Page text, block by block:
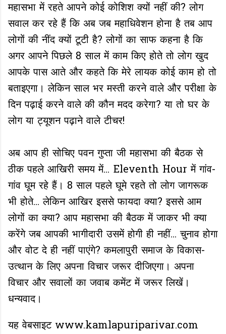
महासभा में रहते आपने कोई कोशिश क्यों नहीं की? लोग
सवाल कर रहे हैं कि अब जब महाधिवेशन होना है तब आप
लोगों की नींद क्यों टूटी है? लोगों का साफ कहना है कि
अगर आपने पिछले 8 साल में काम किए होते तो लोग खुद
आपके पास आते और कहते कि मेरे लायक कोई काम हो तो
बताइएगा। लेकिन साल भर मस्ती करने वाले और परीक्षा के
दिन पढ़ाई करने वाले की कौन मदद करेगा? या तो घर के
लोग या ट्यूशन पढ़ाने वाले टीचर!
अब आप ही सोचिए पवन गुप्ता जी महासभा की बैठक से
ठीक पहले आखिरी समय में... Eleventh Hour में गांव-
गांव घूम रहे हैं। 8 साल पहले घूमे रहते तो लोग जागरूक
भी होते... लेकिन आखिर इससे फायदा क्या? इससे आम
लोगों का क्या? आप महासभा की बैठक में जाकर भी क्या
करेंगे जब आपकी भागीदारी उसमें होगी ही नहीं... चुनाव होगा
और वोट दे ही नहीं पाएंगे? कमलापुरी समाज के विकास-
उत्थान के लिए अपना विचार जरूर दीजिएगा। अपना
विचार और सवालों का जवाब कमेंट में जरूर लिखें।
धन्यवाद।
यह वेबसाइट www.kamlapuriparivar.com